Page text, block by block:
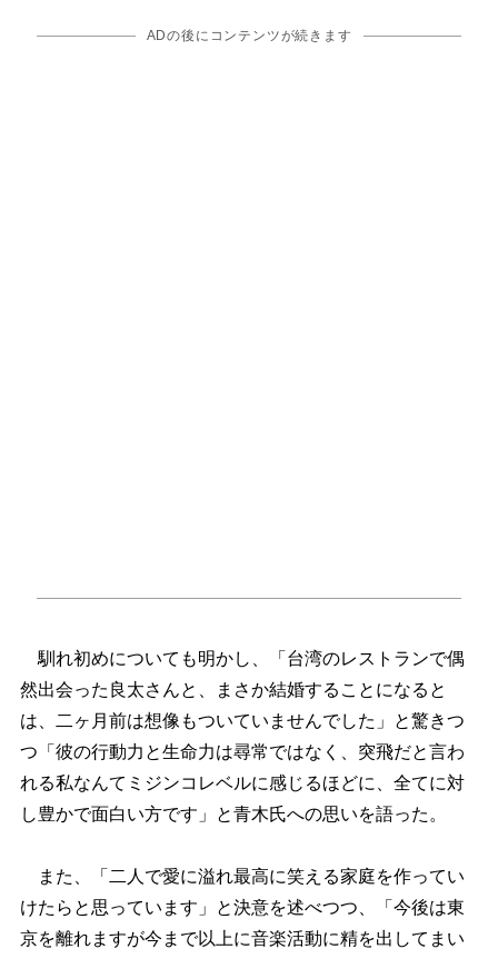
ADの後にコンテンツが続きます
馴れ初めについても明かし、「台湾のレストランで偶
然出会った良太さんと、まさか結婚することになると
は、二ヶ月前は想像もついていませんでした」と驚きつ
つ「彼の行動力と生命力は尋常ではなく、突飛だと言わ
れる私なんてミジンコレベルに感じるほどに、全てに対
し豊かで面白い方です」と青木氏への思いを語った。
また、「二人で愛に溢れ最高に笑える家庭を作ってい
けたらと思っています」と決意を述べつつ、「今後は東
京を離れますが今まで以上に音楽活動に精を出してまい